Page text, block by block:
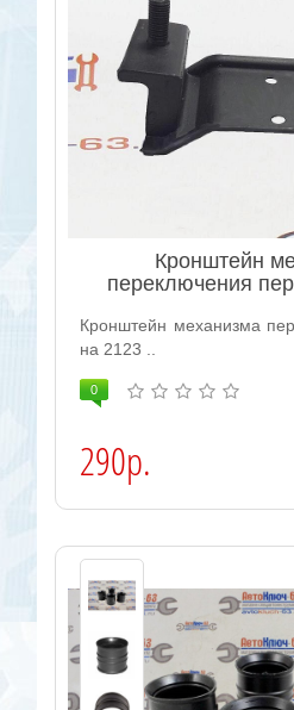
Кронштейн
переключения
Кронштейн механизма
на 2123 ..
0
290р.